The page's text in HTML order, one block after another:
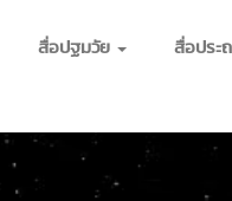
สื่อปฐมวัย สื่อประ